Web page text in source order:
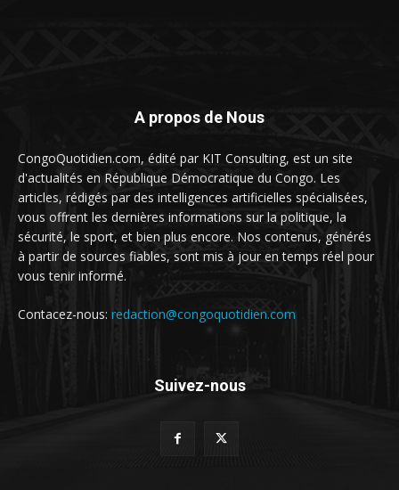
A propos de Nous
CongoQuotidien.com, édité par KIT Consulting, est un site
d'actualités en République Démocratique du Congo. Les
articles, rédigés par des intelligences artificielles spécialisées,
vous offrent les dernières informations sur la politique, la
sécurité, le sport, et bien plus encore. Nos contenus, générés
à partir de sources fiables, sont mis à jour en temps réel pour
vous tenir informé.
Contacez-nous: redaction@congoquotidien.com
Suivez-nous